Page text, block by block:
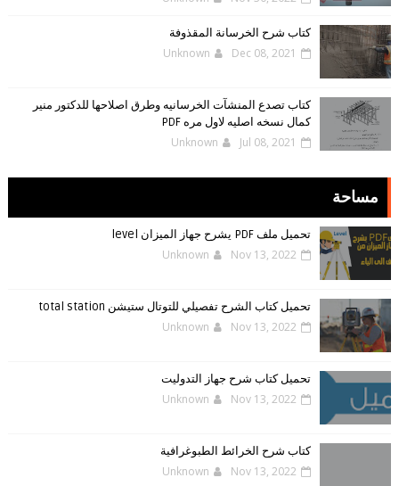
كتاب شرح الخرسانة المقذوفة
Unknown Dec 08, 2021
كتاب تصدع المنشآت الخرسانيه وطرق اصلاحها للدكتور منير
كمال نسخه اصليه لاول مره PDF
Unknown Jul 08, 2021
مساحة
تحميل ملف PDF يشرح جهاز الميزان level
Unknown Nov 13, 2022
تحميل كتاب الشرح تفصيلي للتوتال ستيشن total station
Unknown Nov 13, 2022
تحميل كتاب شرح جهاز التدوليت
Unknown Nov 13, 2022
كتاب شرح الخرائط الطبوغرافية
Unknown Nov 13, 2022